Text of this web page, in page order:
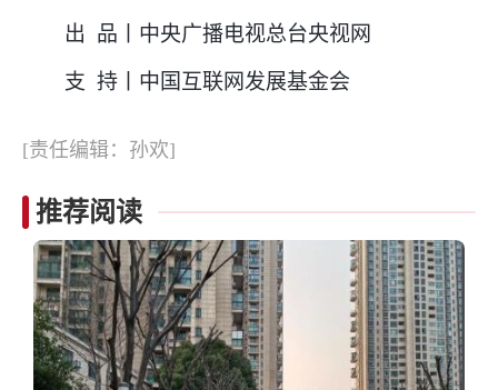
出 品丨中央广播电视总台央视网
支 持丨中国互联网发展基金会
[责任编辑：孙欢]
推荐阅读